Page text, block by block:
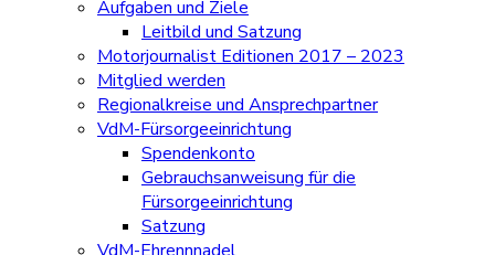
Aufgaben und Ziele
Leitbild und Satzung
Motorjournalist Editionen 2017 – 2023
Mitglied werden
Regionalkreise und Ansprechpartner
VdM-Fürsorgeeinrichtung
Spendenkonto
Gebrauchsanweisung für die
Fürsorgeeinrichtung
Satzung